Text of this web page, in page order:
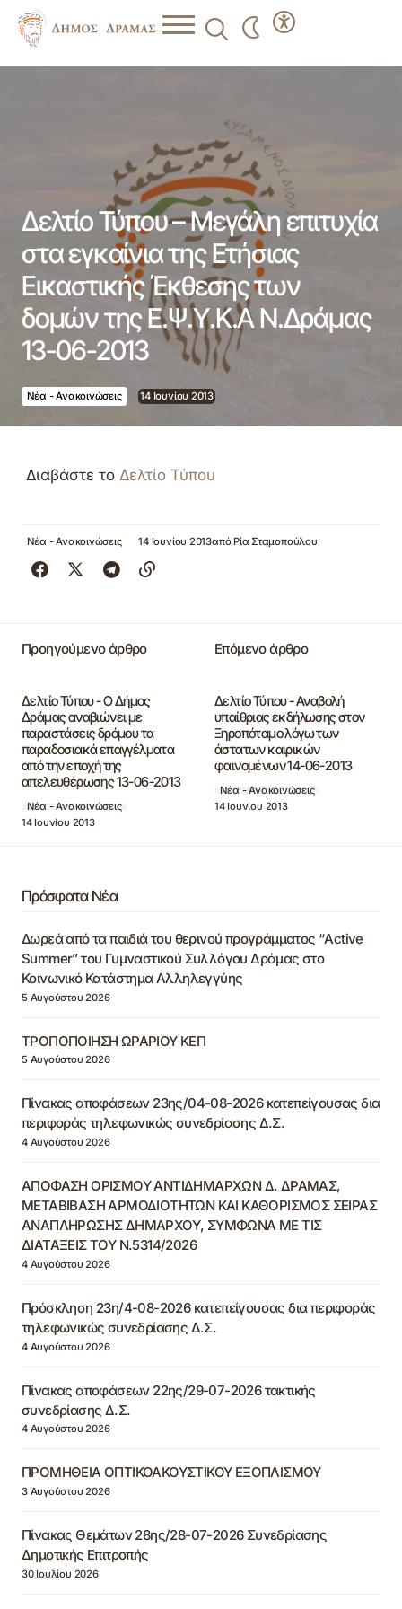
Δελτίο Τύπου – Μεγάλη επιτυχία
στα εγκαίνια της Ετήσιας
Εικαστικής Έκθεσης των
δομών της Ε.Ψ.Υ.Κ.Α Ν.Δράμας
13-06-2013
Νέα - Ανακοινώσεις 14 Ιουνίου 2013
Διαβάστε το Δελτίο Τύπου
Νέα - Ανακοινώσεις 14 Ιουνίου 2013από Ρία Σταμοπούλου
Προηγούμενο άρθρο
Δελτίο Τύπου - Ο Δήμος
Δράμας αναβιώνει με
παραστάσεις δρόμου τα
παραδοσιακά επαγγέλματα
από την εποχή της
απελευθέρωσης 13-06-2013
Νέα - Ανακοινώσεις
14 Ιουνίου 2013
Επόμενο άρθρο
Δελτίο Τύπου - Αναβολή
υπαίθριας εκδήλωσης στον
Ξηροπόταμο λόγω των
άστατων καιρικών
φαινομένων 14-06-2013
Νέα - Ανακοινώσεις
14 Ιουνίου 2013
Πρόσφατα Νέα
Δωρεά από τα παιδιά του θερινού προγράμματος “Active
Summer” του Γυμναστικού Συλλόγου Δράμας στο
Κοινωνικό Κατάστημα Αλληλεγγύης
5 Αυγούστου 2026
ΤΡΟΠΟΠΟΙΗΣΗ ΩΡΑΡΙΟΥ ΚΕΠ
5 Αυγούστου 2026
Πίνακας αποφάσεων 23ης/04-08-2026 κατεπείγουσας δια
περιφοράς τηλεφωνικώς συνεδρίασης Δ.Σ.
4 Αυγούστου 2026
ΑΠΟΦΑΣΗ ΟΡΙΣΜΟΥ ΑΝΤΙΔΗΜΑΡΧΩΝ Δ. ΔΡΑΜΑΣ,
ΜΕΤΑΒΙΒΑΣΗ ΑΡΜΟΔΙΟΤΗΤΩΝ ΚΑΙ ΚΑΘΟΡΙΣΜΟΣ ΣΕΙΡΑΣ
ΑΝΑΠΛΗΡΩΣΗΣ ΔΗΜΑΡΧΟΥ, ΣΥΜΦΩΝΑ ΜΕ ΤΙΣ
ΔΙΑΤΑΞΕΙΣ ΤΟΥ Ν.5314/2026
4 Αυγούστου 2026
Πρόσκληση 23η/4-08-2026 κατεπείγουσας δια περιφοράς
τηλεφωνικώς συνεδρίασης Δ.Σ.
4 Αυγούστου 2026
Πίνακας αποφάσεων 22ης/29-07-2026 τακτικής
συνεδρίασης Δ.Σ.
4 Αυγούστου 2026
ΠΡΟΜΗΘΕΙΑ ΟΠΤΙΚΟΑΚΟΥΣΤΙΚΟΥ ΕΞΟΠΛΙΣΜΟΥ
3 Αυγούστου 2026
Πίνακας Θεμάτων 28ης/28-07-2026 Συνεδρίασης
Δημοτικής Επιτροπής
30 Ιουλίου 2026